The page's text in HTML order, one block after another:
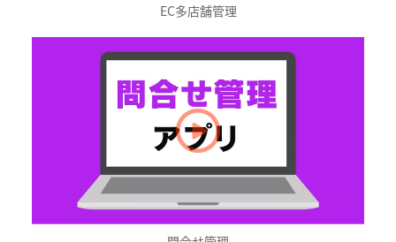
EC多店舗管理